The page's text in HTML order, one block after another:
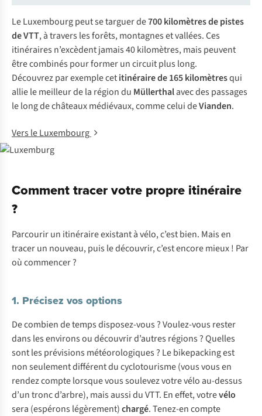
Le Luxembourg peut se targuer de700 kilomètres de pistes
de VTT, à travers les forêts, montagnes et vallées. Ces
itinéraires n’excèdent jamais 40 kilomètres, mais peuvent
être combinés pour former un circuit plus long.
Découvrez par exemple cetitinéraire de 165 kilomètresqui
allie le meilleur de la région du Müllerthalavec des passages
le long de châteaux médiévaux, comme celui deVianden.
Vers le Luxembourg
Comment tracer votre propre itinéraire
?
Parcourir un itinéraire existant à vélo, c’est bien. Mais en
tracer un nouveau, puis le découvrir, c’est encore mieux ! Par
où commencer ?
1. Précisez vos options
De combien de temps disposez-vous ? Voulez-vous rester
dans les environs ou découvrir d’autres régions ? Quelles
sont les prévisions météorologiques ? Le bikepacking est
non seulement différent du cyclotourisme (vous vous en
rendez compte lorsque vous soulevez votre vélo au-dessus
d’un tronc d’arbre), mais aussi du VTT. En effet, votrevélo
sera (espérons légèrement)chargé. Tenez-en compte